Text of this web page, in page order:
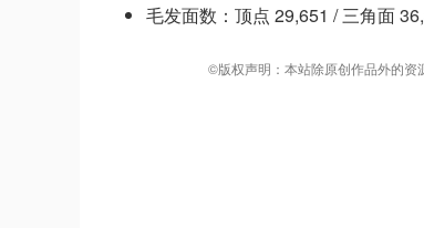
毛发面数：顶点 29,651 / 三角面
©版权声明：本站除原创作品外的资